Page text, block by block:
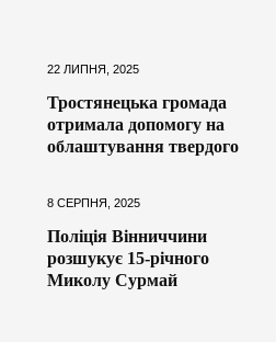
22 ЛИПНЯ, 2025
Тростянецька громада
отримала допомогу на
облаштування твердого
8 СЕРПНЯ, 2025
Поліція Вінниччини
розшукує 15-річного
Миколу Сурмай